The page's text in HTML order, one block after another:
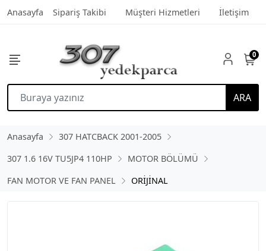
Anasayfa Sipariş Takibi Müşteri Hizmetleri İletişim
ARA
0
Anasayfa
307 HATCBACK 2001-2005
307 1.6 16V TU5JP4 110HP
MOTOR BÖLÜMÜ
FAN MOTOR VE FAN PANEL
ORİJİNAL